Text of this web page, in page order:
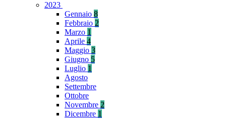
2023
Gennaio 8
Febbraio 2
Marzo 1
Aprile 4
Maggio 3
Giugno 5
Luglio 1
Agosto
Settembre
Ottobre
Novembre 2
Dicembre 1